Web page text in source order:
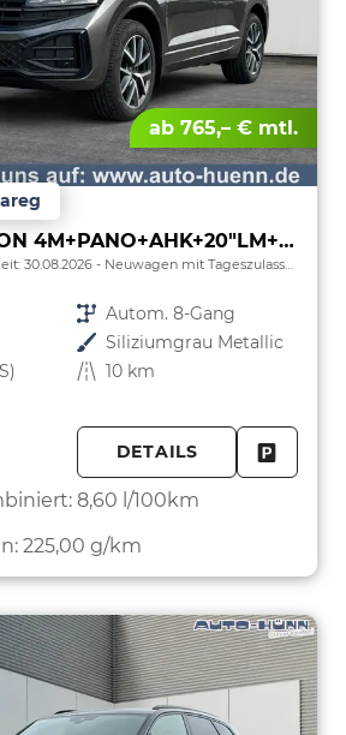
ab 765,– € mtl.
R FINAL EDITION 4M+PANO+AHK+20"LM+HUD+IQ.-MATRIX-LED
30.08.2026 Neuwagen mit Tageszulassung
Getriebe Autom. 8-Gang
Außenfarbe Siliziumgrau Metallic
Kilometerstand 10 km
DETAILS
8,60 l/100km
225,00 g/km